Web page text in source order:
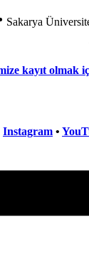
Sakarya
kayıt olmak
Instagram •